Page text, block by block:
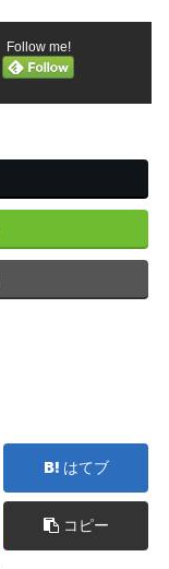
Follow me!
はてブ
コピー